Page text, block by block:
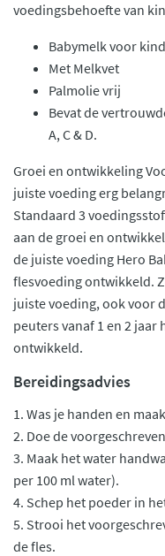
voedingsbehoefte van
Babymelk voor
Met Melkvet
Palmolie vrij
Bevat de
A, C & D.
Groei en ontwikkeling
juiste voeding erg
Standaard 3
aan de groei en
de juiste voeding Hero
flesvoeding ontwikkeld.
juiste voeding, ook voor
peuters vanaf 1 en 2 jaar
ontwikkeld.
Bereidingsadvies
1. Was je handen en
2. Doe de
3. Maak het water
per 100 ml water).
4. Schep het poeder in
5. Strooi het
de fles.